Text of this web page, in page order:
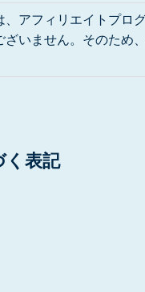
、アフィリエイトプロ
ざいません。そのため
く表記